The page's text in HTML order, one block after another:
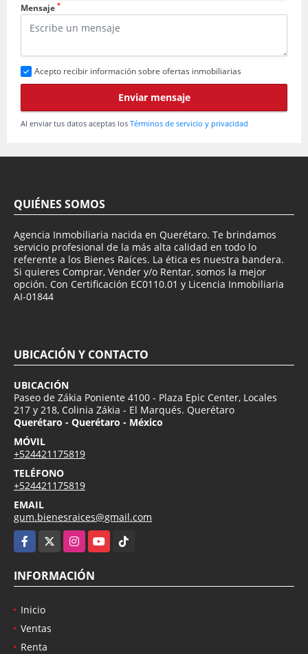
Mensaje *
Acepto recibir información sobre ofertas inmobiliarias
Enviar mensaje
Al enviar tus datos aceptas los Términos de servicio y privacidad
QUIÉNES SOMOS
Agencia Inmobiliaria nacida en Querétaro. Te brindamos
servicio profesional de la más alta calidad en todo lo
referente a los Bienes Raíces. La ética es nuestra bandera.
Si quieres Comprar, Vender y/o Rentar, somos la mejor
opción. Con Certificación EC0110.01 y Licencia Inmobiliaria
AI-01844
UBICACIÓN Y CONTACTO
UBICACIÓN
Paseo de Zákia Poniente 4100 - Plaza Epic Center, Locales
217 y 218, Colinia Zákia - El Marqués. Querétaro
Querétaro - Querétaro - México
MÓVIL
+524421175819
TELÉFONO
+524421175819
EMAIL
gum.bienesraices@gmail.com
Facebook
InstagramYouTubeTikTok
INFORMACIÓN
Inicio
Ventas
Renta